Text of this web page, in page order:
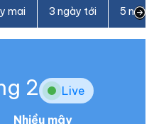
mai 3 ngày tới 5
2 Live
Nhiều mây